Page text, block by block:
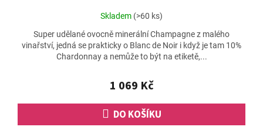
Průměrné
produktu
je
5,0
5
hvězdiček.
Skladem (>60 ks)
1 069 Kč
DO KOŠÍKU
Super udělané ovocně minerální Champagne z malého
vinařství, jedná se prakticky o Blanc de Noir i když je tam 10%
Chardonnay a nemůže to být na etiketě,...